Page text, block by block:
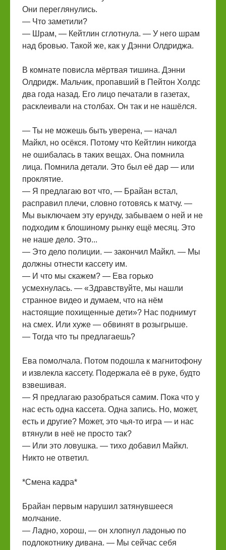
Они переглянулись.
— Что заметили?
— Шрам, — Кейтлин сглотнула. — У него шрам
над бровью. Такой же, как у Дэнни Олдриджа.
В комнате повисла мёртвая тишина. Дэнни
Олдридж. Мальчик, пропавший в Пейтон Холдс
два года назад. Его лицо печатали в газетах,
расклеивали на столбах. Он так и не нашёлся.
— Ты не можешь быть уверена, — начал
Майкл, но осёкся. Потому что Кейтлин никогда
не ошибалась в таких вещах. Она помнила
лица. Помнила детали. Это был её дар — или
проклятие.
— Я предлагаю вот что, — Брайан встал,
расправил плечи, словно готовясь к матчу. —
Мы выключаем эту ерунду, забываем о ней и не
подходим к блошиному рынку ещё месяц. Это
не наше дело. Это...
— Это дело полиции. — закончил Майкл. — Мы
должны отнести кассету им.
— И что мы скажем? — Ева горько
усмехнулась. — «Здравствуйте, мы нашли
странное видео и думаем, что на нём
настоящие похищенные дети»? Нас поднимут
на смех. Или хуже — обвинят в розыгрыше.
— Тогда что ты предлагаешь?
Ева помолчала. Потом подошла к магнитофону
и извлекла кассету. Подержала её в руке, будто
взвешивая.
— Я предлагаю разобраться самим. Пока что у
нас есть одна кассета. Одна запись. Но, может,
есть и другие? Может, это чья-то игра — и нас
втянули в неё не просто так?
— Или это ловушка. — тихо добавил Майкл.
Никто не ответил.
*Смена кадра*
Брайан первым нарушил затянувшееся
молчание.
— Ладно, хорош, — он хлопнул ладонью по
подлокотнику дивана. — Мы сейчас себя